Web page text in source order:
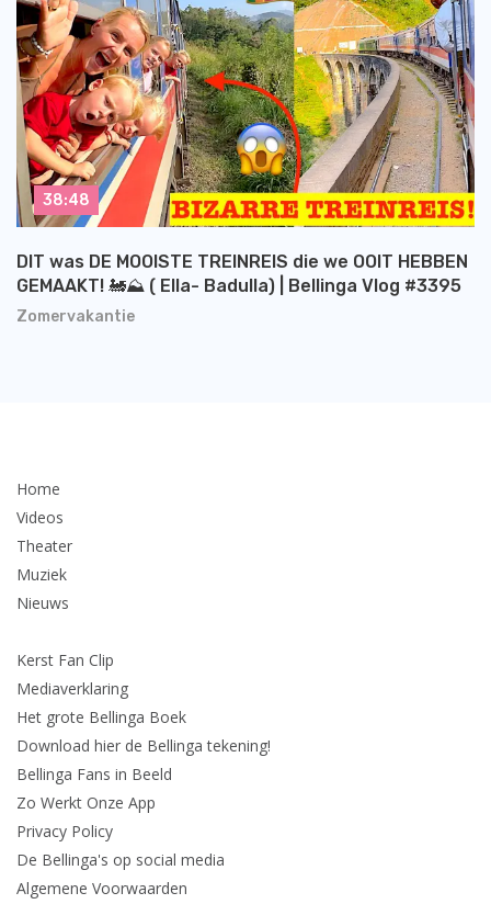
Zomervakantie
DIT was DE MOOISTE TREINREIS die we OOIT HEBBEN
GEMAAKT! 🚂⛰️ ( Ella- Badulla) | Bellinga Vlog #3395
38:48
Home
Videos
Theater
Muziek
Nieuws
Kerst Fan Clip
Mediaverklaring
Het grote Bellinga Boek
Download hier de Bellinga tekening!
Bellinga Fans in Beeld
Zo Werkt Onze App
Privacy Policy
De Bellinga's op social media
Algemene Voorwaarden